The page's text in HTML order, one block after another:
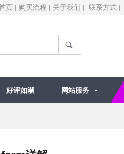
页 | 购买流程 | 关于我们 | 联系方式 |
好评如潮 网站服务